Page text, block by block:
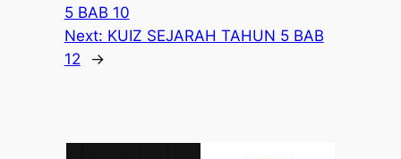
5 BAB 10
Next: KUIZ SEJARAH TAHUN 5 BAB
12
→